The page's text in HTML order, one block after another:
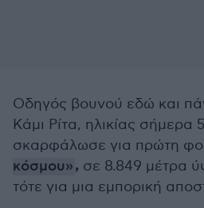
Οδηγός βουνού εδώ και
Κάμι Ρίτα, ηλικίας σήμερα
σκαρφάλωσε για πρώτη
κόσμου», σε 8.849 μέτρα
τότε για μια εμπορική